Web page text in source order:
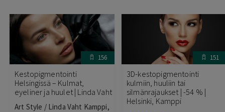
156
Kestopigmentointi
Helsingissä – Kulmat,
eyeliner ja huulet | Linda Vaht
Art Style / Linda Vaht Kamppi,
151
3D-kestopigmentointi
kulmiin, huuliin tai
silmänrajaukset | -54 % |
Helsinki, Kamppi